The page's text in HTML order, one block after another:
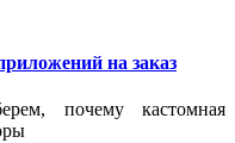
на заказ
почему кастомная